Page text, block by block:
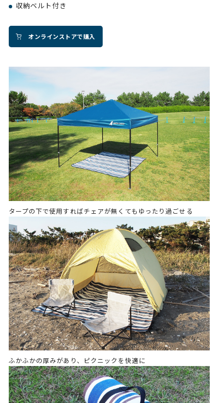
収納ベルト付き
オンラインストアで購入
タープの下で使用すればチェアが無くてもゆったり過ごせる
ふかふかの厚みがあり、ピクニックを快適に